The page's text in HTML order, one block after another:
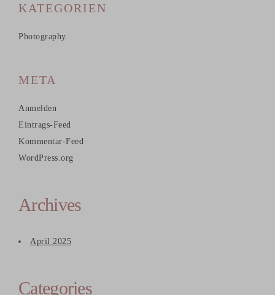
KATEGORIEN
Photography
META
Anmelden
Eintrags-Feed
Kommentar-Feed
WordPress.org
Archives
April 2025
Categories